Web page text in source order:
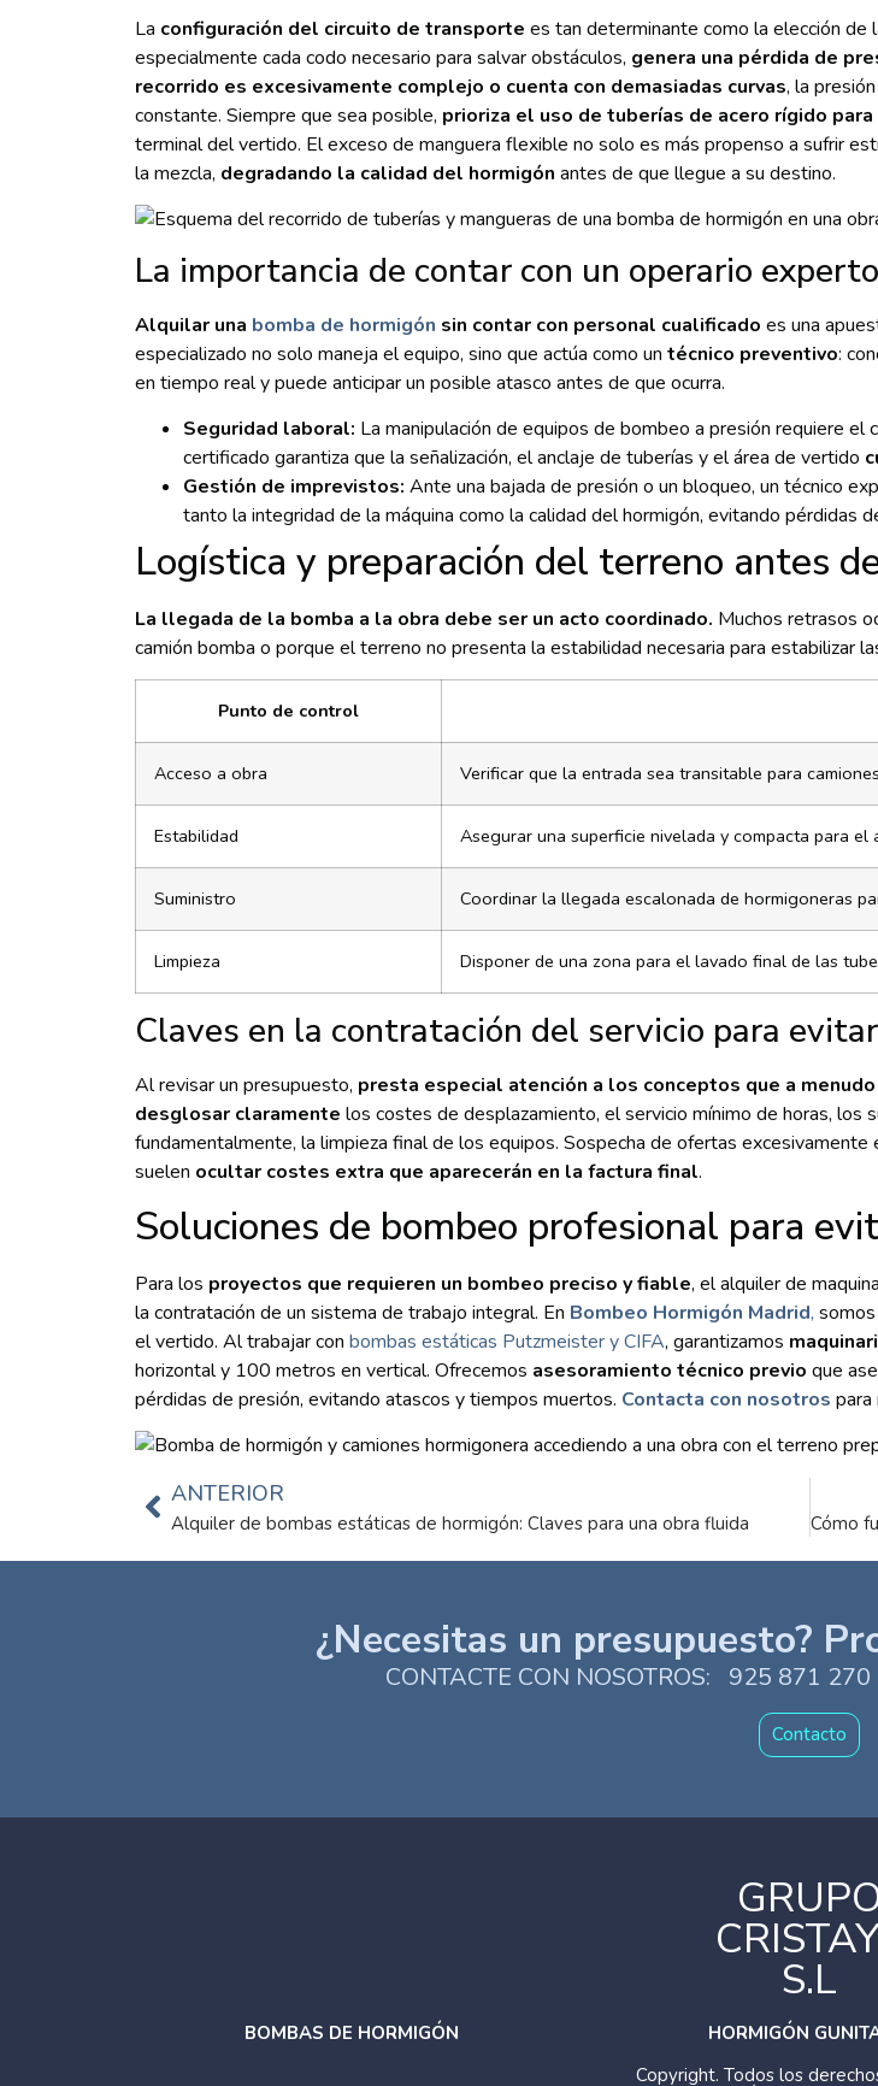
La configuración del circuito de transporte es tan determinante como la elección de
especialmente cada codo necesario para salvar obstáculos, genera una pérdida de
recorrido es excesivamente complejo o cuenta con demasiadas curvas, la
constante. Siempre que sea posible, prioriza el uso de tuberías de acero rígido
terminal del vertido. El exceso de manguera flexible no solo es más propenso a sufrir
la mezcla, degradando la calidad del hormigón antes de que llegue a su destino.
La importancia de contar con un operario experto
Alquilar una bomba de hormigón sin contar con personal cualificado es una
especializado no solo maneja el equipo, sino que actúa como un técnico preventivo:
en tiempo real y puede anticipar un posible atasco antes de que ocurra.
Seguridad laboral: La manipulación de equipos de bombeo a presión requiere
certificado garantiza que la señalización, el anclaje de tuberías y el área de vertido
Gestión de imprevistos: Ante una bajada de presión o un bloqueo, un técnico
tanto la integridad de la máquina como la calidad del hormigón, evitando pérdidas
Logística y preparación del terreno antes
La llegada de la bomba a la obra debe ser un acto coordinado. Muchos retrasos
camión bomba o porque el terreno no presenta la estabilidad necesaria para estabilizar
Punto de control
Acceso a obra Verificar que la entrada sea transitable para
Estabilidad Asegurar una superficie nivelada y compacta para el
Suministro Coordinar la llegada escalonada de hormigoneras
Limpieza Disponer de una zona para el lavado final de las
Claves en la contratación del servicio para
Al revisar un presupuesto, presta especial atención a los conceptos que a
desglosar claramente los costes de desplazamiento, el servicio mínimo de horas, los
fundamentalmente, la limpieza final de los equipos. Sospecha de ofertas
suelen ocultar costes extra que aparecerán en la factura final.
Soluciones de bombeo profesional para
Para los proyectos que requieren un bombeo preciso y fiable, el alquiler de
la contratación de un sistema de trabajo integral. En Bombeo Hormigón Madrid,
el vertido. Al trabajar con bombas estáticas Putzmeister y CIFA, garantizamos
horizontal y 100 metros en vertical. Ofrecemos asesoramiento técnico previo que
pérdidas de presión, evitando atascos y tiempos muertos. Contacta con nosotros para
ANTERIOR
Alquiler de bombas estáticas de hormigón: Claves para una obra fluida
¿Necesitas un presupuesto?
CONTACTE CON NOSOTROS: 925 871
Contacto
S.L
BOMBAS DE HORMIGÓN HORMIGÓN
Copyright. Todos los